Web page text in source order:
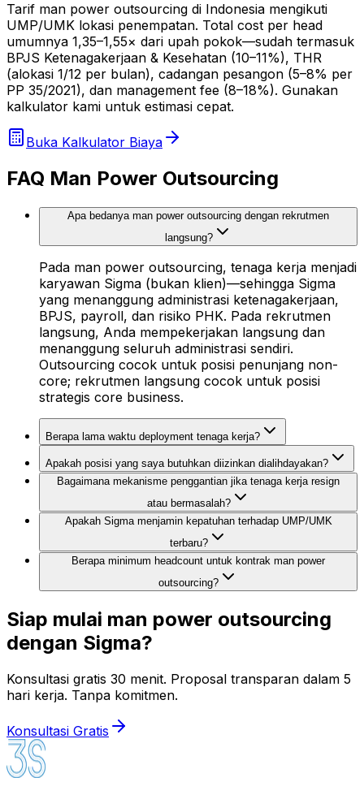
Tarif man power outsourcing di Indonesia mengikuti
UMP/UMK lokasi penempatan. Total cost per head
umumnya 1,35–1,55× dari upah pokok—sudah termasuk
BPJS Ketenagakerjaan & Kesehatan (10–11%), THR
(alokasi 1/12 per bulan), cadangan pesangon (5–8% per
PP 35/2021), dan management fee (8–18%). Gunakan
kalkulator kami untuk estimasi cepat.
Buka Kalkulator Biaya
FAQ Man Power Outsourcing
Apa bedanya man power outsourcing dengan rekrutmen
langsung?
Pada man power outsourcing, tenaga kerja menjadi
karyawan Sigma (bukan klien)—sehingga Sigma
yang menanggung administrasi ketenagakerjaan,
BPJS, payroll, dan risiko PHK. Pada rekrutmen
langsung, Anda mempekerjakan langsung dan
menanggung seluruh administrasi sendiri.
Outsourcing cocok untuk posisi penunjang non-
core; rekrutmen langsung cocok untuk posisi
strategis core business.
Berapa lama waktu deployment tenaga kerja?
Apakah posisi yang saya butuhkan diizinkan dialihdayakan?
Bagaimana mekanisme penggantian jika tenaga kerja resign
atau bermasalah?
Apakah Sigma menjamin kepatuhan terhadap UMP/UMK
terbaru?
Berapa minimum headcount untuk kontrak man power
outsourcing?
Siap mulai man power outsourcing
dengan Sigma?
Konsultasi gratis 30 menit. Proposal transparan dalam 5
hari kerja. Tanpa komitmen.
Konsultasi Gratis